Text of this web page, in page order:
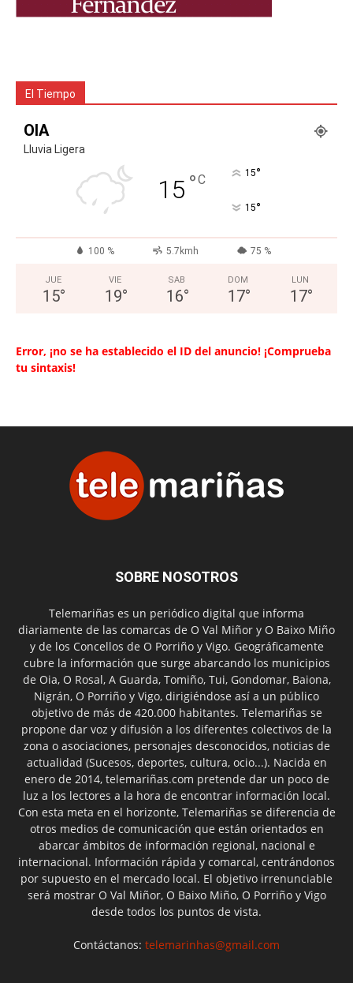
El Tiempo
OIA
Lluvia Ligera
15 °C 15°
15°
100 % 5.7kmh 75 %
JUE
15°
VIE
19°
SAB
16°
DOM
17°
LUN
17°
Error, ¡no se ha establecido el ID del anuncio! ¡Comprueba
tu sintaxis!
SOBRE NOSOTROS
Telemariñas es un periódico digital que informa
diariamente de las comarcas de O Val Miñor y O Baixo Miño
y de los Concellos de O Porriño y Vigo. Geográficamente
cubre la información que surge abarcando los municipios
de Oia, O Rosal, A Guarda, Tomiño, Tui, Gondomar, Baiona,
Nigrán, O Porriño y Vigo, dirigiéndose así a un público
objetivo de más de 420.000 habitantes. Telemariñas se
propone dar voz y difusión a los diferentes colectivos de la
zona o asociaciones, personajes desconocidos, noticias de
actualidad (Sucesos, deportes, cultura, ocio...). Nacida en
enero de 2014, telemariñas.com pretende dar un poco de
luz a los lectores a la hora de encontrar información local.
Con esta meta en el horizonte, Telemariñas se diferencia de
otros medios de comunicación que están orientados en
abarcar ámbitos de información regional, nacional e
internacional. Información rápida y comarcal, centrándonos
por supuesto en el mercado local. El objetivo irrenunciable
será mostrar O Val Miñor, O Baixo Miño, O Porriño y Vigo
desde todos los puntos de vista.
Contáctanos: telemarinhas@gmail.com